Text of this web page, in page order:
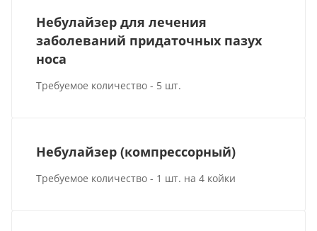
Небулайзер для лечения
заболеваний придаточных пазух
носа
Требуемое количество - 5 шт.
Небулайзер (компрессорный)
Требуемое количество - 1 шт. на 4 койки